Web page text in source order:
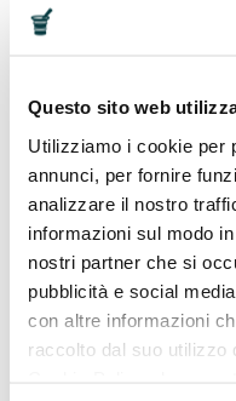
Questo sito web
Utilizziamo i cookie per
annunci, per fornire
analizzare il nostro
informazioni sul modo
nostri partner che si
pubblicità e social
con altre informazioni
raccolto dal suo utilizzo